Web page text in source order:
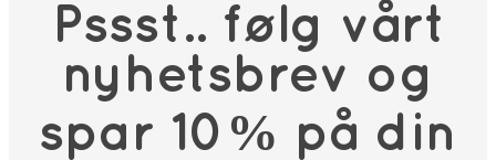
Pssst.. følg vårt
nyhetsbrev og
spar 10% på din